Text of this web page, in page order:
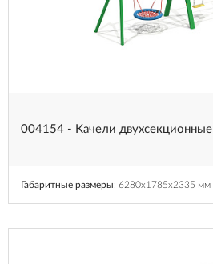
004154 - Качели двухсекционные
Габаритные размеры: 6280x1785x2335 мм